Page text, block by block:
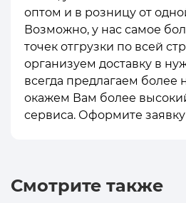
оптом и в розницу от
Возможно, у нас самое
точек отгрузки по всей
организуем доставку в
всегда предлагаем более
окажем Вам более
сервиса. Оформите
Смотрите также